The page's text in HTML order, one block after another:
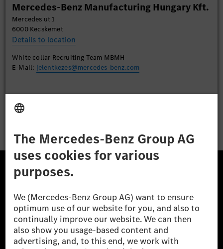
Mercedes-Benz Manufacturing Hungary Kft.
Mercedes ut 1
6000 Kecskemet
Details to location
White collar Recruiting Team MBMH
E-Mail: jelentkezes@mercedes-benz.com
The Mercedes-Benz Group AG (former Daimler AG) is
one of the world's most successful automotive
companies. With Mercedes-Benz AG, we are one of
the leading global suppliers of premium and luxury